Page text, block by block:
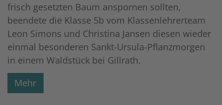
frisch gesetzten Baum anspornen sollten,
beendete die Klasse 5b vom Klassenlehrerteam
Leon Simons und Christina Jansen diesen wieder
einmal besonderen Sankt-Ursula-Pflanzmorgen
in einem Waldstück bei Gillrath.
Mehr